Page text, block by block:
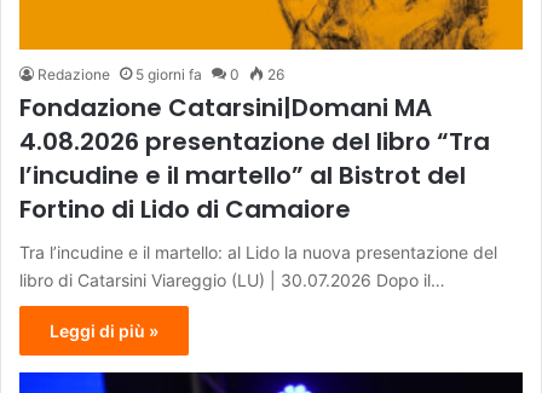
Redazione 5 giorni fa 0 26
Fondazione Catarsini|Domani MA
4.08.2026 presentazione del libro “Tra
l’incudine e il martello” al Bistrot del
Fortino di Lido di Camaiore
Tra l’incudine e il martello: al Lido la nuova presentazione del
libro di Catarsini Viareggio (LU) | 30.07.2026 Dopo il…
Leggi di più »